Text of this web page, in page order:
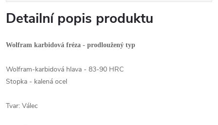
Detailní popis produktu
Wolfram karbidová fréza - prodloužený typ
Wolfram-karbidová hlava - 83-90 HRC
Stopka - kalená ocel
Tvar: Válec